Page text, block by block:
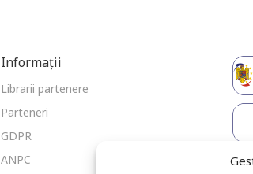
Informații
Librarii partenere
Parteneri
GDPR
ANPC